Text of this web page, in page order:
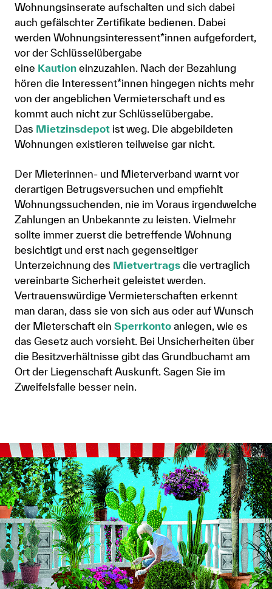
Wohnungsinserate aufschalten und sich dabei
auch gefälschter Zertifikate bedienen. Dabei
werden Wohnungsinteressent*innen aufgefordert,
vor der Schlüsselübergabe
eine Kaution einzuzahlen. Nach der Bezahlung
hören die Interessent*innen hingegen nichts mehr
von der angeblichen Vermieterschaft und es
kommt auch nicht zur Schlüsselübergabe.
Das Mietzinsdepot ist weg. Die abgebildeten
Wohnungen existieren teilweise gar nicht.
Der Mieterinnen- und Mieterverband warnt vor
derartigen Betrugsversuchen und empfiehlt
Wohnungssuchenden, nie im Voraus irgendwelche
Zahlungen an Unbekannte zu leisten. Vielmehr
sollte immer zuerst die betreffende Wohnung
besichtigt und erst nach gegenseitiger
Unterzeichnung des Mietvertrags die vertraglich
vereinbarte Sicherheit geleistet werden.
Vertrauenswürdige Vermieterschaften erkennt
man daran, dass sie von sich aus oder auf Wunsch
der Mieterschaft ein Sperrkonto anlegen, wie es
das Gesetz auch vorsieht. Bei Unsicherheiten über
die Besitzverhältnisse gibt das Grundbuchamt am
Ort der Liegenschaft Auskunft. Sagen Sie im
Zweifelsfalle besser nein.